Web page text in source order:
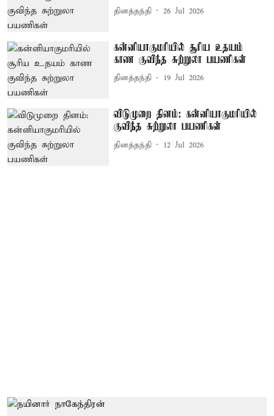
தினத்தந்தி 26 Jul 2026
கன்னியாகுமரியில் சூரிய உதயம்
காண குவிந்த சுற்றுலா பயணிகள்
தினத்தந்தி 19 Jul 2026
விடுமுறை தினம்: கன்னியாகுமரியில்
குவிந்த சுற்றுலா பயணிகள்
தினத்தந்தி 12 Jul 2026